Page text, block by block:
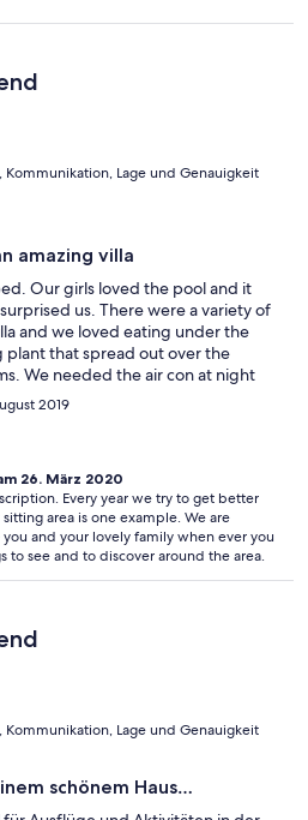
Cristina and there are
your preferences. We also really
magnesium baths down the road
and in a lovely position
very pleasant central area if you
foot. We also took a longer but
visiting the interesting and pretty
on the wide and open Praia Barril
stress and then it’s
the salt marshes) An interesting
Isla Cristina. The villa suited us
for money and we really
Lage und Genauigkeit
amazing villa
Our girls loved the pool and it
us. There were a variety of
and we loved eating under the
that spread out over the
We needed the air con at night
so it didn’t bother us. During
windows open so that kept the
breeze each day that
out for quite a few meals locally
Manus in Isla Cristina. We saw it
and normally we would have
a Bar but the reviews on Trip
to die for with great service. We
over the border to Monte Gordo.
of the things we could do. We
2019
26. März 2020
Every year we try to get better
area is one example. We are
and your lovely family when ever you
to see and to discover around the area.
Lage und Genauigkeit
schönem Haus…